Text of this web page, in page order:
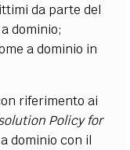
da parte del
dominio;
a dominio in
riferimento ai
Policy for
dominio con il